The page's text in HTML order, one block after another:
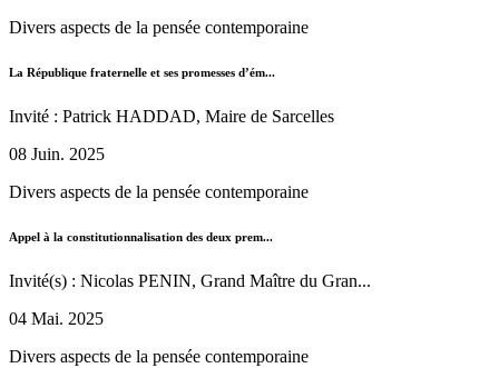
Divers aspects de la pensée contemporaine
La République fraternelle et ses promesses d’ém...
Invité : Patrick HADDAD, Maire de Sarcelles
08 Juin. 2025
Divers aspects de la pensée contemporaine
Appel à la constitutionnalisation des deux prem...
Invité(s) : Nicolas PENIN, Grand Maître du Gran...
04 Mai. 2025
Divers aspects de la pensée contemporaine